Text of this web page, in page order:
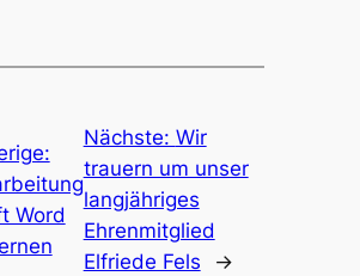
Word
Nächste: Wir
trauern um unser
langjähriges
Ehrenmitglied
Elfriede Fels
→